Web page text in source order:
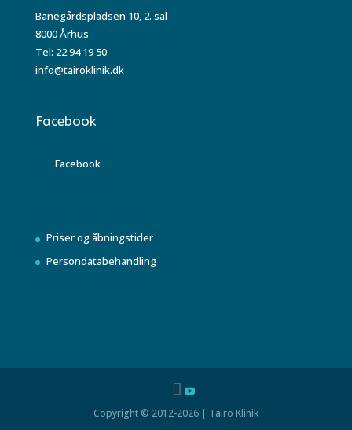
Banegårdspladsen 10, 2. sal
8000 Århus
Tel: 22 94 19 50
info@tairoklinik.dk
Facebook
Facebook
Priser og åbningstider
Persondatabehandling
Copyright © 2012-2026 | Tairo Klinik